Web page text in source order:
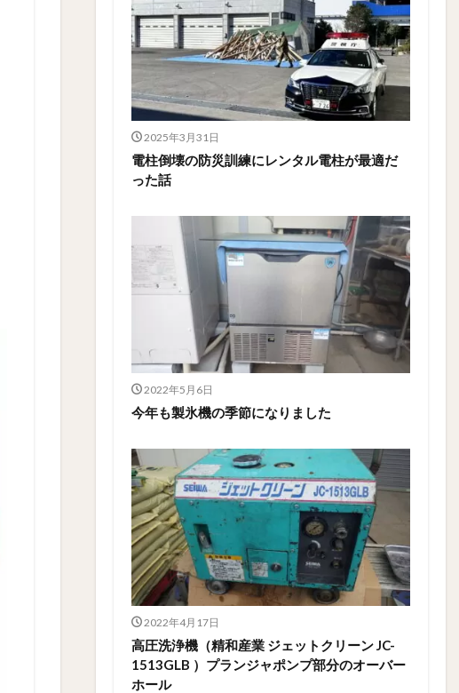
2025年3月31日
電柱倒壊の防災訓練にレンタル電柱が最適だ
った話
2022年5月6日
今年も製氷機の季節になりました
2022年4月17日
高圧洗浄機（精和産業 ジェットクリーン JC-
1513GLB ）プランジャポンプ部分のオーバー
ホール